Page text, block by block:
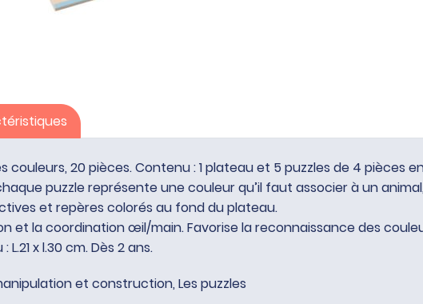
couleurs, 20 pièces. Contenu : 1 plateau et 5 puzzles de 4 pièces
puzzle représente une couleur qu’il faut associer à un
et repères colorés au fond du plateau.
et la coordination œil/main. Favorise la reconnaissance des
x l.30 cm. Dès 2 ans.
et construction, Les puzzles